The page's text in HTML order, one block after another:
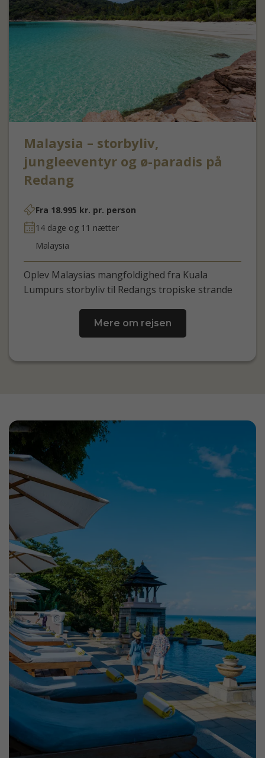
Malaysia – storbyliv,
jungleeventyr og ø-paradis på
Redang
Fra 18.995 kr. pr. person
14 dage og 11 nætter
Malaysia
Oplev Malaysias mangfoldighed fra Kuala
Lumpurs storbyliv til Redangs tropiske strande
Mere om rejsen